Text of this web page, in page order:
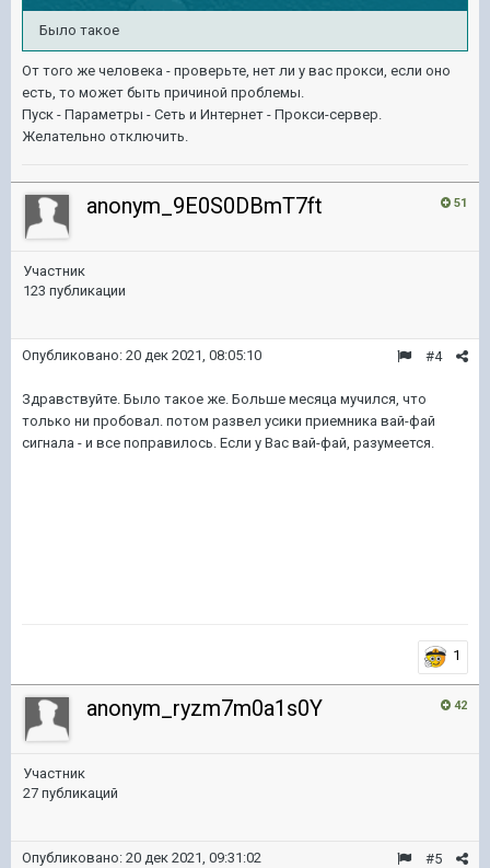
Было такое
От того же человека - проверьте, нет ли у вас прокси, если оно
есть, то может быть причиной проблемы.
Пуск - Параметры - Сеть и Интернет - Прокси-сервер.
Желательно отключить.
51
anonym_9E0S0DBmT7ft
Участник
123 публикации
#4
Опубликовано: 20 дек 2021, 08:05:10
Здравствуйте. Было такое же. Больше месяца мучился, что
только ни пробовал. потом развел усики приемника вай-фай
сигнала - и все поправилось. Если у Вас вай-фай, разумеется.
1
42
anonym_ryzm7m0a1s0Y
Участник
27 публикаций
#5
Опубликовано: 20 дек 2021, 09:31:02